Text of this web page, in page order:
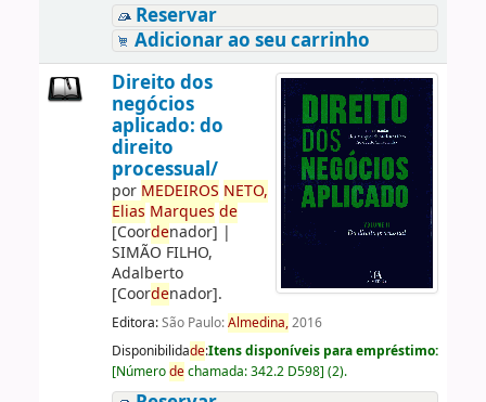
Reservar
Adicionar ao seu carrinho
Direito dos
negócios
aplicado: do
direito
processual/
por MEDEIROS NETO,
Elias Marques de
[Coordenador] |
SIMÃO FILHO,
Adalberto
[Coordenador].
Editora:São Paulo:Almedina,2016
Disponibilidade:Itens disponíveis para empréstimo:
[Númerodechamada:342.2 D598] (2).